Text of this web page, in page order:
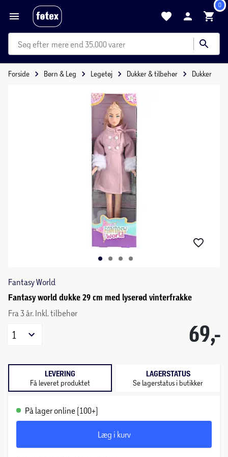
0
mere end 35.000 varer
Forside Børn & Leg Legetøj Dukker & tilbehør Dukker
Fantasy World
Fantasy world dukke 29 cm med lyserød vinterfrakke
Fra 3 år. Inkl. tilbehør
69,-
1
LEVERING
Få leveret produktet
LAGERSTATUS
Se lagerstatus i butikker
På lager online (100+)
Læg i kurv